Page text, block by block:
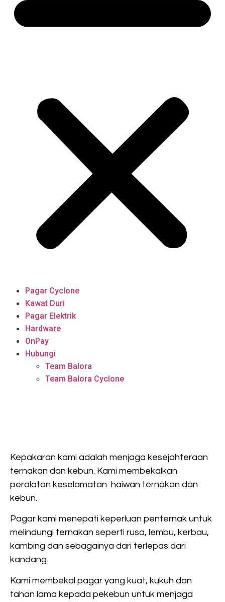
Pagar Cyclone
Kawat Duri
Pagar Elektrik
Hardware
OnPay
Hubungi
Team Balora
Team Balora Cyclone
Kepakaran kami adalah menjaga kesejahteraan
ternakan dan kebun. Kami membekalkan
peralatan keselamatan haiwan ternakan dan
kebun.
Pagar kami menepati keperluan penternak untuk
melindungi ternakan seperti rusa, lembu, kerbau,
kambing dan sebagainya dari terlepas dari
kandang
Kami membekal pagar yang kuat, kukuh dan
tahan lama kepada pekebun untuk menjaga